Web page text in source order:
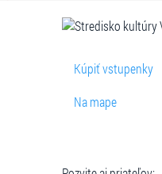
Kúpiť vstupenky
Na mape